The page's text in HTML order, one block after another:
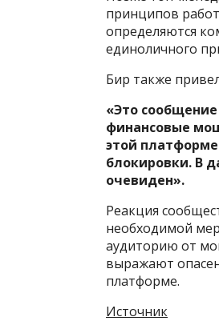
принципов
определяются
единоличного
Бир также
«Это
финансовые
этой
блокировки. В
очевиден».
Реакция
необходимой
аудиторию от
выражают
платформе.
Источник